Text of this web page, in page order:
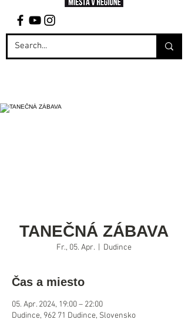
TANEČNÁ ZÁBAVA
Fr., 05. Apr. Dudince
Čas a miesto
05. Apr. 2024, 19:00 – 22:00
Dudince, 962 71 Dudince, Slovensko